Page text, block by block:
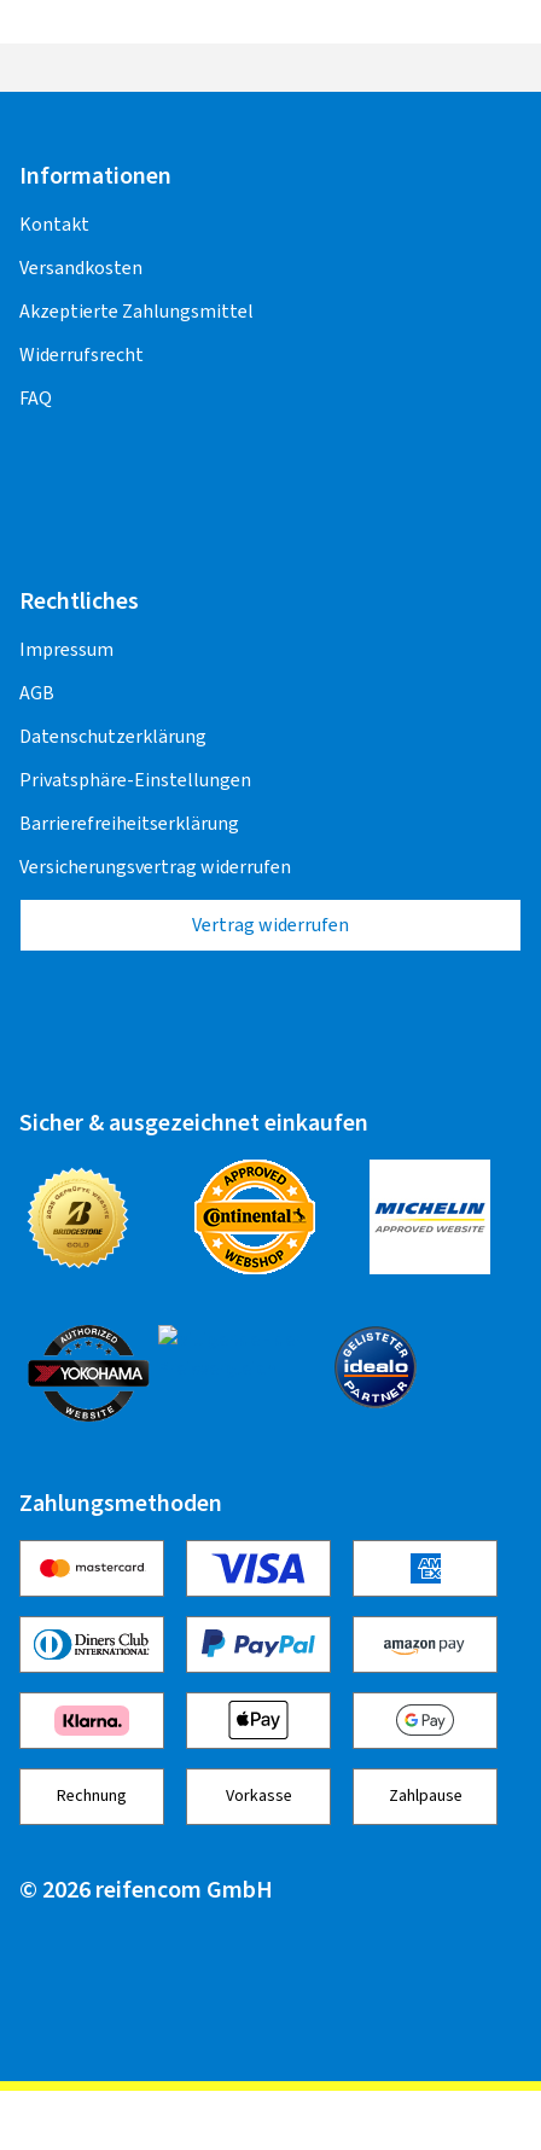
Informationen
Kontakt
Versandkosten
Akzeptierte Zahlungsmittel
Widerrufsrecht
FAQ
Rechtliches
Impressum
AGB
Datenschutzerklärung
Privatsphäre-Einstellungen
Barrierefreiheitserklärung
Versicherungsvertrag widerrufen
Vertrag widerrufen
Sicher & ausgezeichnet einkaufen
Zahlungsmethoden
Rechnung Vorkasse Zahlpause
© 2026 reifencom GmbH